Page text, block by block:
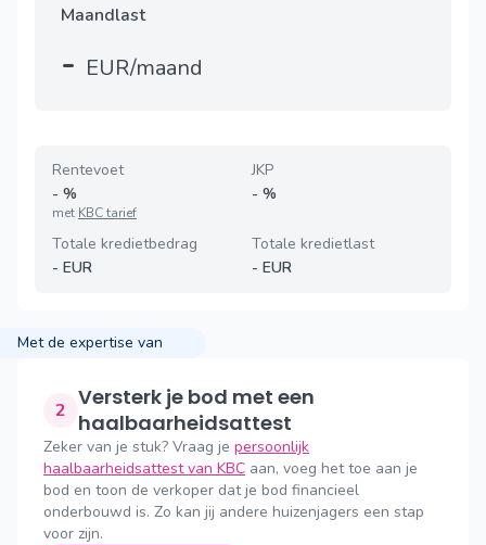
Maandlast
- EUR/maand
Rentevoet
- %
met KBC tarief
JKP
- %
Totale kredietbedrag
- EUR
Totale kredietlast
- EUR
Met de expertise van
2 Versterk je bod met een
haalbaarheidsattest
Zeker van je stuk? Vraag je persoonlijk
haalbaarheidsattest van KBC aan, voeg het toe aan je
bod en toon de verkoper dat je bod financieel
onderbouwd is. Zo kan jij andere huizenjagers een stap
voor zijn.